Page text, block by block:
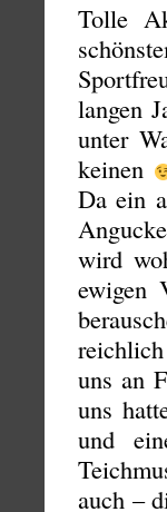
Tolle
langen
unter
keinen
Da ein
wird
ewigen
uns an
uns
und
auch –